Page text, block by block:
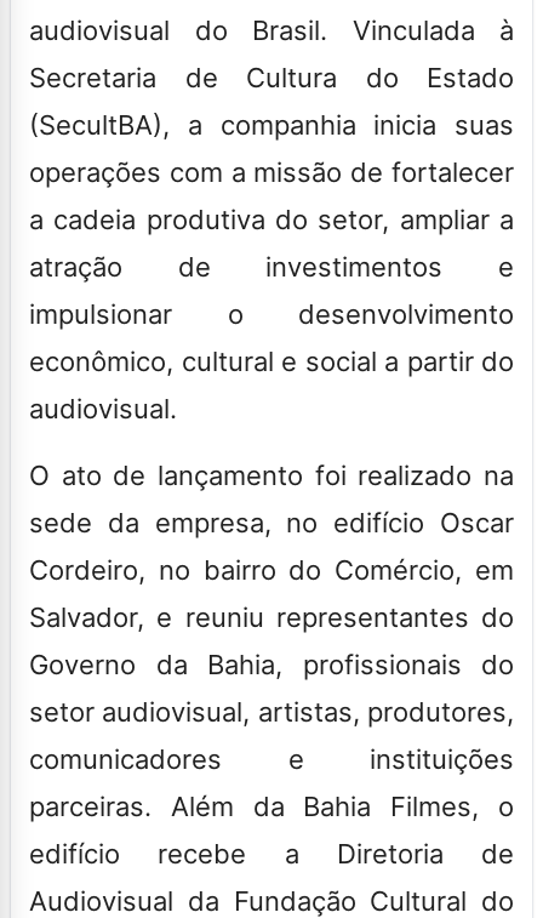
audiovisual do Brasil. Vinculada à
Secretaria de Cultura do Estado
(SecultBA), a companhia inicia suas
operações com a missão de fortalecer
a cadeia produtiva do setor, ampliar a
atração de investimentos e
impulsionar o desenvolvimento
econômico, cultural e social a partir do
audiovisual.
O ato de lançamento foi realizado na
sede da empresa, no edifício Oscar
Cordeiro, no bairro do Comércio, em
Salvador, e reuniu representantes do
Governo da Bahia, profissionais do
setor audiovisual, artistas, produtores,
comunicadores e instituições
parceiras. Além da Bahia Filmes, o
edifício recebe a Diretoria de
Audiovisual da Fundação Cultural do